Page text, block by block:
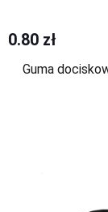
0.80 zł
Guma